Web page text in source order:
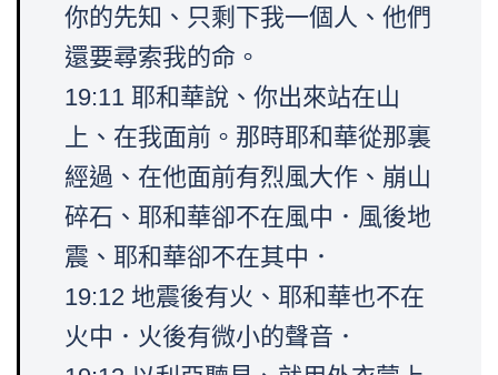
你的先知、只剩下我一個人、他們
還要尋索我的命。
19:11 耶和華說、你出來站在山
上、在我面前。那時耶和華從那裏
經過、在他面前有烈風大作、崩山
碎石、耶和華卻不在風中．風後地
震、耶和華卻不在其中．
19:12 地震後有火、耶和華也不在
火中．火後有微小的聲音．